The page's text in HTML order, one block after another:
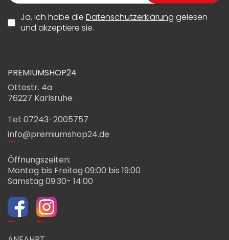
Ja, ich habe die Datenschutzerklärung gelesen
und akzeptiere sie.
PREMIUMSHOP24
Ottostr. 4a
76227 Karlsruhe
Tel: 07243-2005757
info@premiumshop24.de
Öffnungszeiten:
Montag bis Freitag 09:00 bis 19:00
Samstag 09:30- 14:00